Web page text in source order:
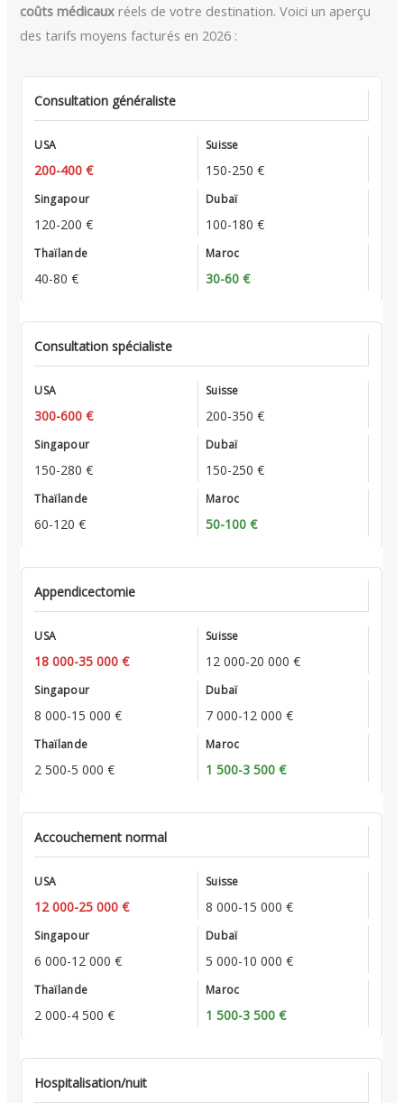
coûts médicaux réels de votre destination. Voici un aperçu
des tarifs moyens facturés en 2026 :
Consultation généraliste
200-400 € 150-250 €
120-200 € 100-180 €
40-80 € 30-60 €
Consultation spécialiste
300-600 € 200-350 €
150-280 € 150-250 €
60-120 € 50-100 €
Appendicectomie
18 000-35 000 € 12 000-20 000 €
8 000-15 000 € 7 000-12 000 €
2 500-5 000 € 1 500-3 500 €
Accouchement normal
12 000-25 000 € 8 000-15 000 €
6 000-12 000 € 5 000-10 000 €
2 000-4 500 € 1 500-3 500 €
Hospitalisation/nuit